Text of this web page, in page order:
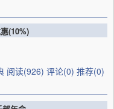
(10%)
阅读(926) 评论(0) 推荐(0)